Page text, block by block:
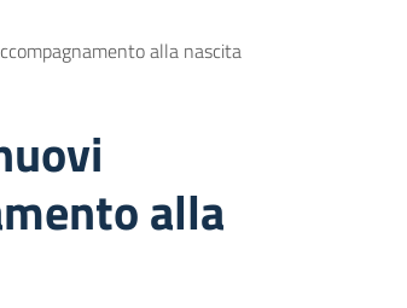
alla nascita
alla